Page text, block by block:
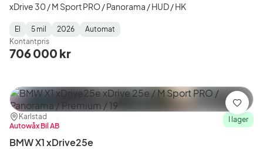
xDrive 30 / M Sport PRO / Panorama / HUD / HK
Fuel
Type:
El
Mätarställning:
5 mil
Model
Year:
2026
Gearbox
Type:
Automat
Kontantpris
706 000 kr
Plats:
Karlstad
Återförsäljare:
Autowåx Bil AB
I lager
BMW X1 xDrive25e
Spara